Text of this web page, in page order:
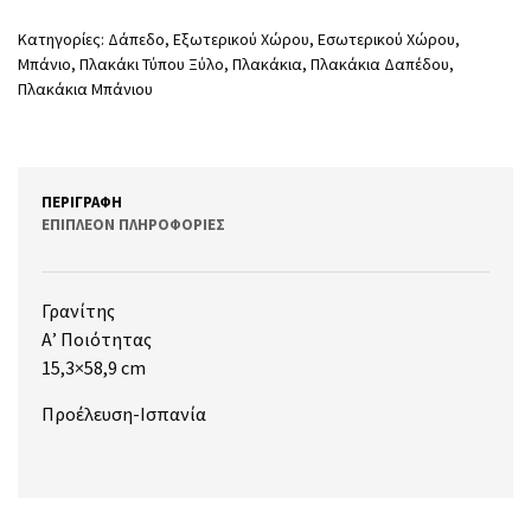
Κατηγορίες: Δάπεδο, Εξωτερικού Χώρου, Εσωτερικού Χώρου,
Μπάνιο, Πλακάκι Τύπου Ξύλο, Πλακάκια, Πλακάκια Δαπέδου,
Πλακάκια Μπάνιου
ΠΕΡΙΓΡΑΦΉ
ΕΠΙΠΛΈΟΝ ΠΛΗΡΟΦΟΡΊΕΣ
Γρανίτης
Α’ Ποιότητας
15,3×58,9 cm
Προέλευση-Ισπανία